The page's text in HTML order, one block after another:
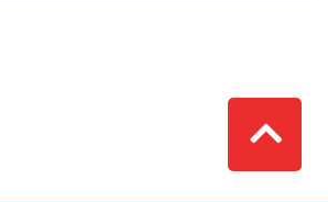
Top